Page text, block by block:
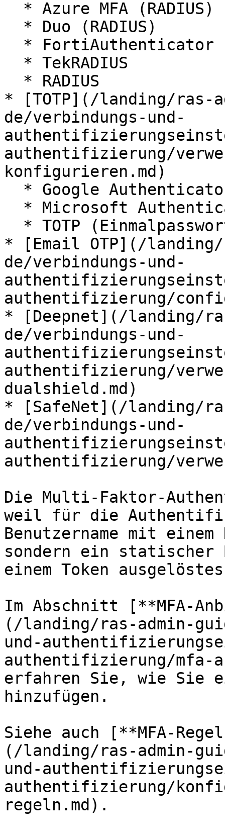
* [TOTP](/landing/ras-
de/verbindungs-und-
authentifizierung/
konfigurieren.md)
* [Email OTP](/landing/
de/verbindungs-und-
authentifizierung/
* [Deepnet](/landing/
de/verbindungs-und-
authentifizierung/
dualshield.md)
* [SafeNet](/landing/
de/verbindungs-und-
authentifizierung/
Die Multi-Faktor-
weil für die
Benutzername mit
sondern ein statischer
einem Token
Im Abschnitt [**MFA-
(/landing/ras-admin-
und-
authentifizierung/mfa-
erfahren Sie, wie Sie
hinzufügen.
Siehe auch [**MFA-
(/landing/ras-admin-
und-
authentifizierung/
regeln.md).